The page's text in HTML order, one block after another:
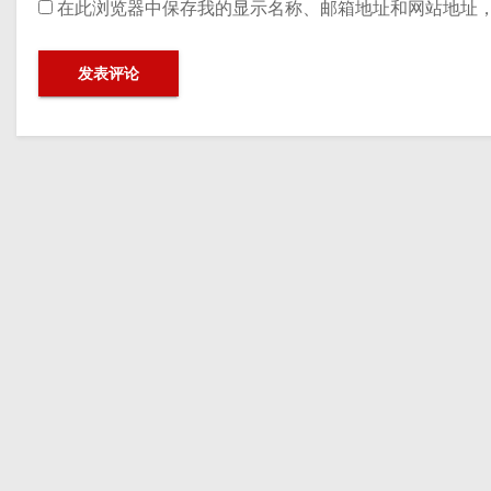
在此浏览器中保存我的显示名称、邮箱地址和网站地址